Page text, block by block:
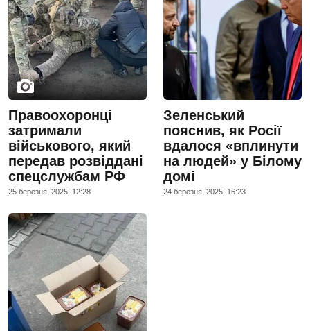
Правоохоронці
затримали
військового, який
передав розвіддані
спецслужбам РФ
25 березня, 2025, 12:28
Зеленський
пояснив, як Росії
вдалося «вплинути
на людей» у Білому
домі
24 березня, 2025, 16:23